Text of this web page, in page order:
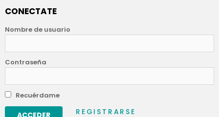
CONECTATE
Nombre de usuario
Contraseña
Recuérdame
REGISTRARSE